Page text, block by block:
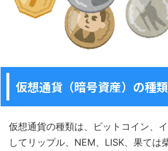
仮想通貨（暗号資産）の種類
仮想通貨の種類は、ビットコイン、
してリップル、NEM、LISK、果ては